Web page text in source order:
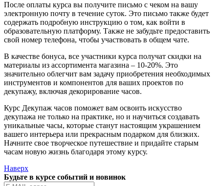
После оплаты курса вы получите письмо с чеком на вашу
электронную почту в течение суток. Это письмо также будет
содержать подробную инструкцию о том, как войти в
образовательную платформу. Также не забудьте предоставить
свой номер телефона, чтобы участвовать в общем чате.
В качестве бонуса, все участники курса получат скидки на
материалы из ассортимента магазина – 10-20%. Это
значительно облегчит вам задачу приобретения необходимых
инструментов и компонентов для ваших проектов по
декупажу, включая декорирование часов.
Курс Декупаж часов поможет вам освоить искусство
декупажа не только на практике, но и научиться создавать
уникальные часы, которые станут настоящим украшением
вашего интерьера или прекрасным подарком для близких.
Начните свое творческое путешествие и придайте старым
часам новую жизнь благодаря этому курсу.
Наверх
Будьте в курсе событий и новинок